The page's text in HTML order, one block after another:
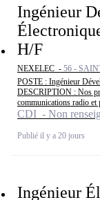
Ingénieur
H/F
NEXELEC - 56 -
POSTE : Ingénieur
DESCRIPTION : Nos
communications radio et
CDI - Non
Publié il y a 20 jours
Ingénieur